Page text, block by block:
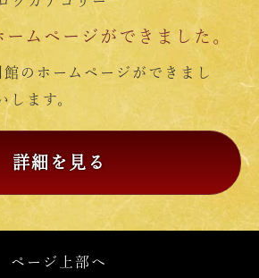
ムページができました。
のホームページができまし
します。
詳細を見る
ページ上部へ